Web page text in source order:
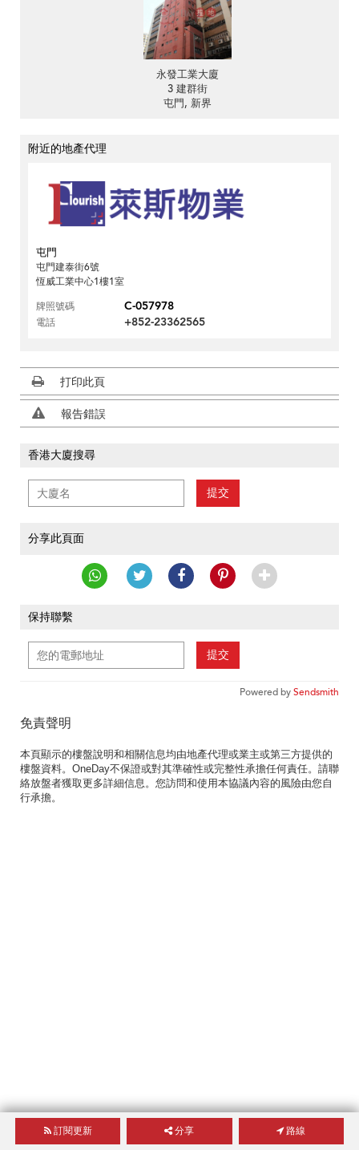
永發工業大廈
3 建群街
屯門, 新界
附近的地產代理
屯門
屯門建泰街6號
恆威工業中心1樓1室
牌照號碼
C-057978
電話 +852-23362565
打印此頁
報告錯誤
香港大廈搜尋
提交
分享此頁面
保持聯繫
提交
Powered bySendsmith
免責聲明
本頁顯示的樓盤說明和相關信息均由地產代理或業主或第三方提供的
樓盤資料。OneDay不保證或對其準確性或完整性承擔任何責任。請聯
絡放盤者獲取更多詳細信息。您訪問和使用本協議內容的風險由您自
行承擔。
訂閱更新 分享 路線